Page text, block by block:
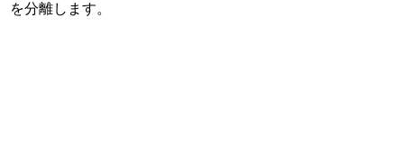
を分離します。